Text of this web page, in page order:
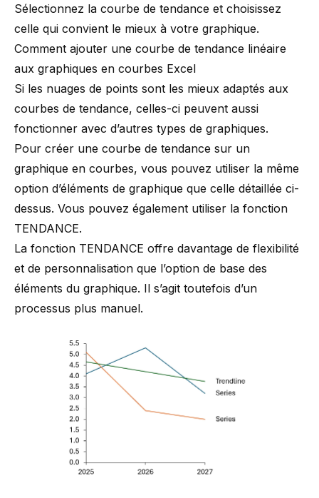
Sélectionnez la courbe de tendance et choisissez
celle qui convient le mieux à votre graphique.
Comment ajouter une courbe de tendance linéaire
aux graphiques en courbes Excel
Si les nuages de points sont les mieux adaptés aux
courbes de tendance, celles-ci peuvent aussi
fonctionner avec d’autres types de graphiques.
Pour créer une courbe de tendance sur un
graphique en courbes, vous pouvez utiliser la même
option d’éléments de graphique que celle détaillée ci-
dessus. Vous pouvez également utiliser la fonction
TENDANCE.
La fonction TENDANCE offre davantage de flexibilité
et de personnalisation que l’option de base des
éléments du graphique. Il s’agit toutefois d’un
processus plus manuel.